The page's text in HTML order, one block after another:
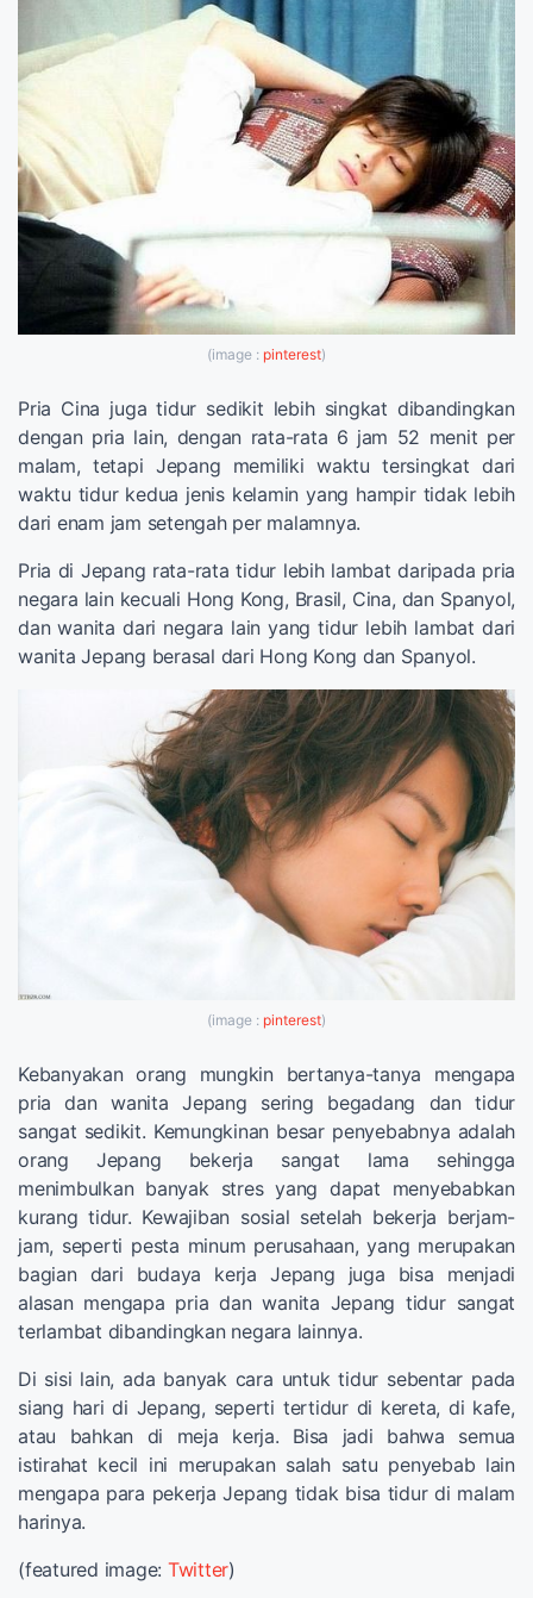
(image : pinterest)
Pria Cina juga tidur sedikit lebih singkat dibandingkan
dengan pria lain, dengan rata-rata 6 jam 52 menit per
malam, tetapi Jepang memiliki waktu tersingkat dari
waktu tidur kedua jenis kelamin yang hampir tidak lebih
dari enam jam setengah per malamnya.
Pria di Jepang rata-rata tidur lebih lambat daripada pria
negara lain kecuali Hong Kong, Brasil, Cina, dan Spanyol,
dan wanita dari negara lain yang tidur lebih lambat dari
wanita Jepang berasal dari Hong Kong dan Spanyol.
(image : pinterest)
Kebanyakan orang mungkin bertanya-tanya mengapa
pria dan wanita Jepang sering begadang dan tidur
sangat sedikit. Kemungkinan besar penyebabnya adalah
orang Jepang bekerja sangat lama sehingga
menimbulkan banyak stres yang dapat menyebabkan
kurang tidur. Kewajiban sosial setelah bekerja berjam-
jam, seperti pesta minum perusahaan, yang merupakan
bagian dari budaya kerja Jepang juga bisa menjadi
alasan mengapa pria dan wanita Jepang tidur sangat
terlambat dibandingkan negara lainnya.
Di sisi lain, ada banyak cara untuk tidur sebentar pada
siang hari di Jepang, seperti tertidur di kereta, di kafe,
atau bahkan di meja kerja. Bisa jadi bahwa semua
istirahat kecil ini merupakan salah satu penyebab lain
mengapa para pekerja Jepang tidak bisa tidur di malam
harinya.
(featured image: Twitter)